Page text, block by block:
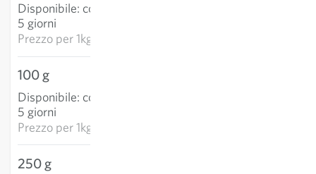
Disponibile: consegna 3-
5 giorni
Prezzo per1kg: 224,70 €
100 g
Disponibile: consegna 3-
5 giorni
Prezzo per1kg: 142,31 €
250 g